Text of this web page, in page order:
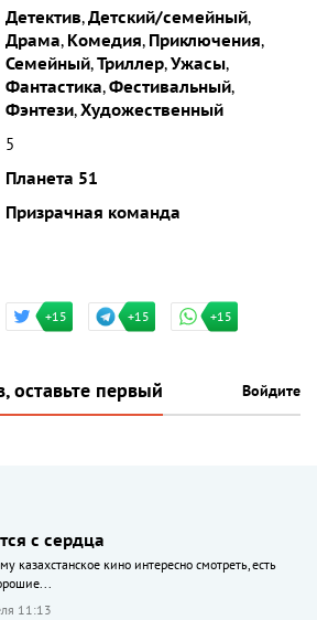
Детектив,Детский/семейный,
Драма, Комедия, Приключения,
Семейный,Триллер,Ужасы,
Фантастика,Фестивальный,
Фэнтези,Художественный
5
Планета 51
Призрачная команда
+15 +15 +15
оставьте первый Войдите
с сердца
казахстанское кино интересно смотреть, есть
11:13